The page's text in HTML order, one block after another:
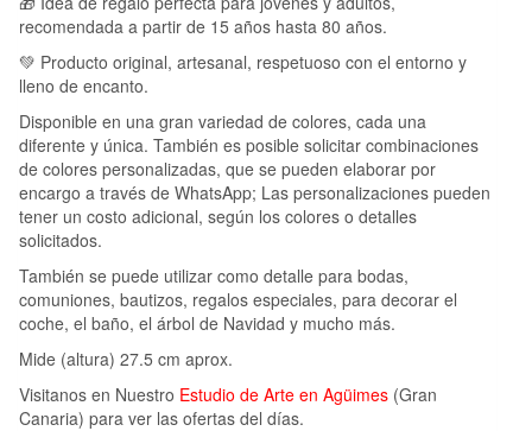
recomendada a partir de 15 años hasta 80 años.
💚 Producto original, artesanal, respetuoso con el entorno y
lleno de encanto.
Disponible en una gran variedad de colores, cada una
diferente y única. También es posible solicitar combinaciones
de colores personalizadas, que se pueden elaborar por
encargo a través de WhatsApp; Las personalizaciones pueden
tener un costo adicional, según los colores o detalles
solicitados.
También se puede utilizar como detalle para bodas,
comuniones, bautizos, regalos especiales, para decorar el
coche, el baño, el árbol de Navidad y mucho más.
Mide (altura) 27.5 cm aprox.
Visitanos en Nuestro Estudio de Arte en Agüimes (Gran
Canaria) para ver las ofertas del días.